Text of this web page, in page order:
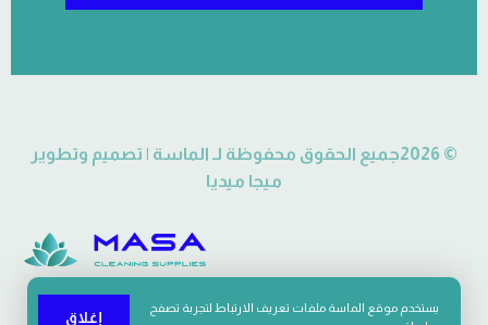
© 2026جميع الحقوق محفوظة لـ الماسة | تصميم وتطوير
ميجا ميديا
يستخدم موقع الماسة ملفات تعريف الارتباط لتجربة تصفح
إغلاق